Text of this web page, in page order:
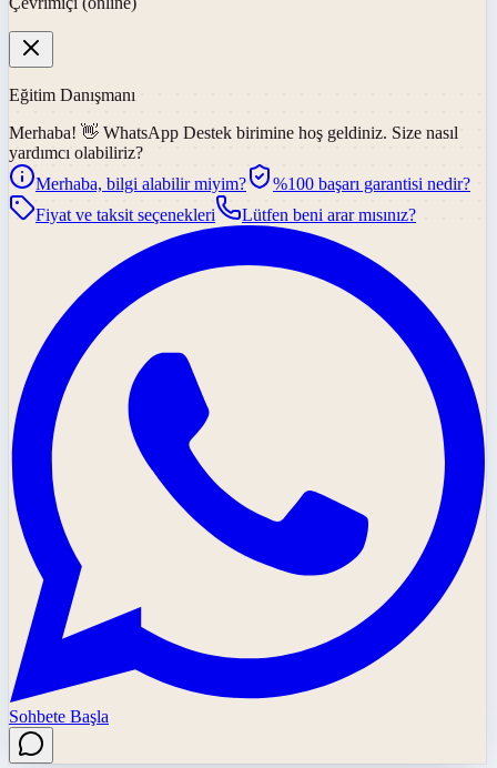
Eğitim Danışmanı
Merhaba! 👋 WhatsApp Destek birimine hoş geldiniz. Size nasıl
yardımcı olabiliriz?
Merhaba, bilgi alabilir miyim?
%100 başarı garantisi nedir?
Fiyat ve taksit seçenekleri
Lütfen beni arar mısınız?
Sohbete Başla